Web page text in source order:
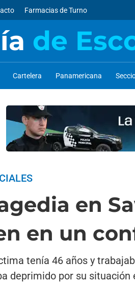
Farmacias de Turno
de
Cartelera Panamericana
en
en un
tenía 46 años y
deprimido por su